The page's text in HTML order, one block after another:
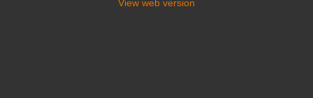
View web version